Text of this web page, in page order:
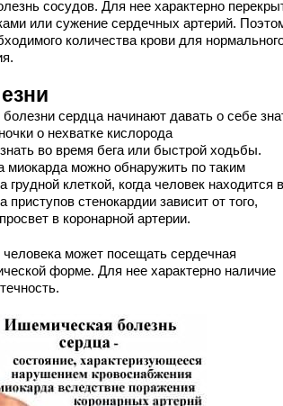
сосудов. Для нее характерно
или сужение сердечных артерий.
количества крови для
сердца начинают давать о себе
о нехватке кислорода
во время бега или быстрой ходьбы.
можно обнаружить по таким
грудной клеткой, когда человек находится в
приступов стенокардии зависит от того,
в коронарной артерии.
может посещать сердечная
форме. Для нее характерно наличие